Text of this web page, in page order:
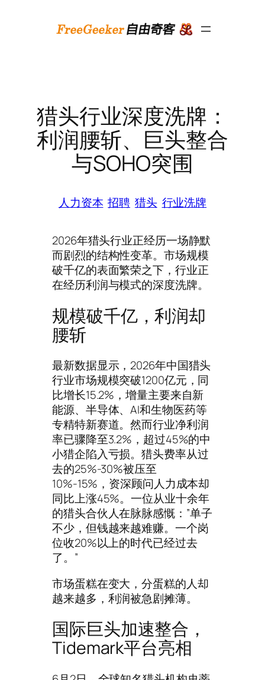
猎头行业深度洗牌：
利润腰斩、巨头整合
与SOHO突围
人力资本 招聘 猎头 行业洗牌
2026年猎头行业正经历一场静默
而剧烈的结构性变革。市场规模
破千亿的表面繁荣之下，行业正
在经历利润与模式的深度洗牌。
规模破千亿，利润却
腰斩
最新数据显示，2026年中国猎头
行业市场规模突破1200亿元，同
比增长15.2%，增量主要来自新
能源、半导体、AI和生物医药等
专精特新赛道。然而行业净利润
率已骤降至3.2%，超过45%的中
小猎企陷入亏损。猎头费率从过
去的25%-30%被压至
10%-15%，资深顾问人力成本却
同比上涨45%。一位从业十余年
的猎头合伙人在脉脉感慨：”单子
不少，但钱越来越难赚。一个岗
位收20%以上的时代已经过去
了。”
市场蛋糕在变大，分蛋糕的人却
越来越多，利润被急剧摊薄。
国际巨头加速整合，
Tidemark平台亮相